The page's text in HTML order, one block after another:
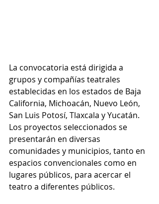
La convocatoria está dirigida a
grupos y compañías teatrales
establecidas en los estados de Baja
California, Michoacán, Nuevo León,
San Luis Potosí, Tlaxcala y Yucatán.
Los proyectos seleccionados se
presentarán en diversas
comunidades y municipios, tanto en
espacios convencionales como en
lugares públicos, para acercar el
teatro a diferentes públicos.